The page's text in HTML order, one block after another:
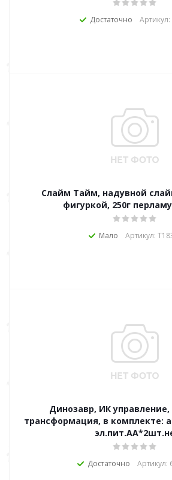
Достаточно
Слайм Тайм, надувной
фигуркой, 250г
Мало Артикул:
Динозавр, ИК управление,
трансформация, в комплекте:
Достаточно Артикул: